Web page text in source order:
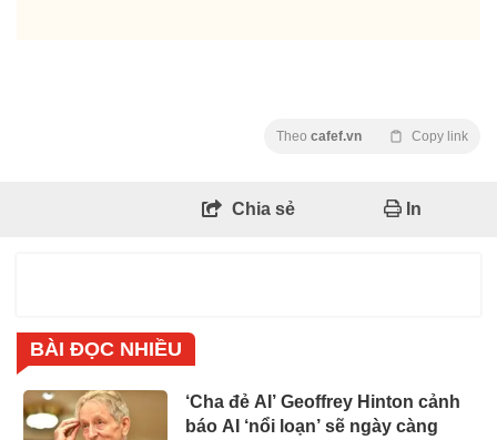
Theo cafef.vn Copy link
Chia sẻ In
BÀI ĐỌC NHIỀU
‘Cha đẻ AI’ Geoffrey Hinton cảnh
báo AI ‘nổi loạn’ sẽ ngày càng